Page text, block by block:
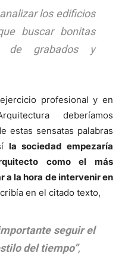
los edificios
buscar bonitas
de grabados y
profesional y en
deberíamos
estas sensatas palabras
la sociedad empezaría
como el más
la hora de intervenir en
en el citado texto,
seguir el
del tiempo”,